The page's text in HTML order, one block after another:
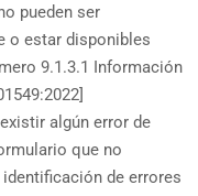
pueden ser
o estar disponibles
9.1.3.1 Información
algún error de
que no
de errores